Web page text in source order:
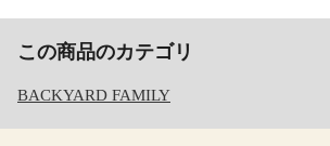
この商品のカテゴリ
BACKYARD FAMILY